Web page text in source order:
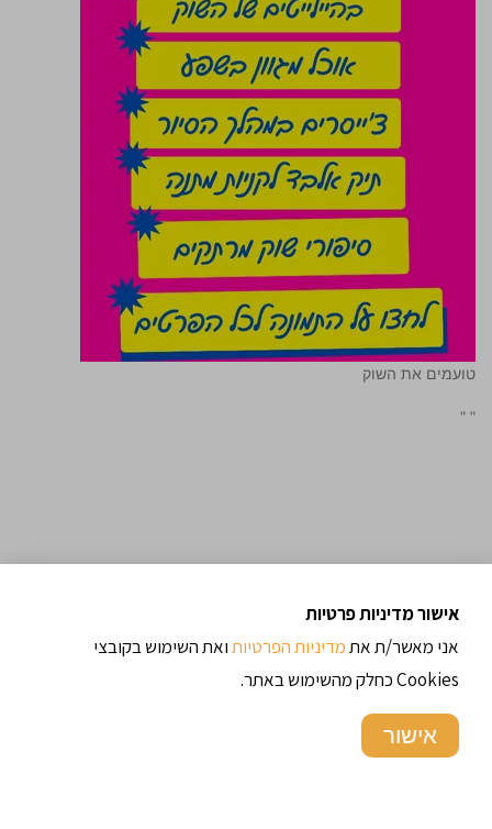
טועמים את השוק
"
"
אישור מדיניות פרטיות
אני מאשר/ת אתמדיניות הפרטיותואת השימוש בקובצי
Cookies כחלק מהשימוש באתר.
אישור